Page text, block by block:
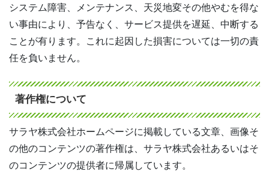
システム障害、メンテナンス、天災地変その他やむを得な
い事由により、予告なく、サービス提供を遅延、中断する
ことが有ります。これに起因した損害については一切の責
任を負いません。
著作権について
サラヤ株式会社ホームページに掲載している文章、画像そ
の他のコンテンツの著作権は、サラヤ株式会社あるいはそ
のコンテンツの提供者に帰属しています。